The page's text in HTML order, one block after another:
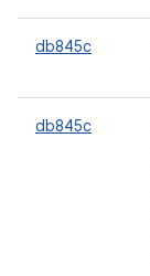
db845c
db845c